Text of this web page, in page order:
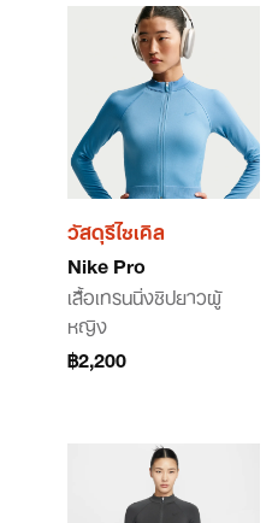
วัสดุรีไซเคิล
Nike Pro
เสื้อเทรนนิ่งซิปยาวผู้
หญิง
฿2,200